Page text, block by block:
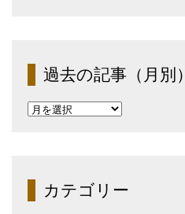
過去の記事（月別）
過
去
（月
別）カテゴリー